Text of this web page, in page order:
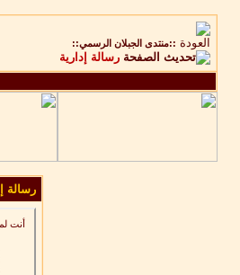
::منتدى الجبلان الرسمي::
رسالة إدارية
رسالة
أنت